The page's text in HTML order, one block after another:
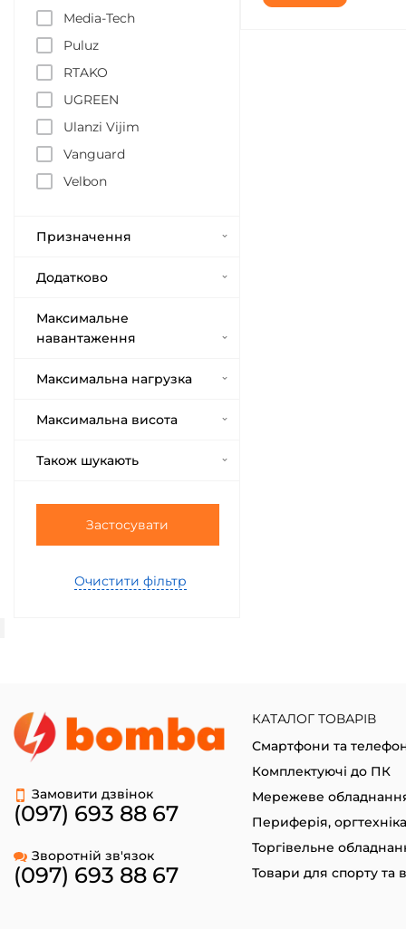
Media-Tech
Puluz
RTAKO
UGREEN
Ulanzi Vijim
Vanguard
Velbon
Призначення
Додатково
Максимальне
навантаження
Максимальна нагрузка
Максимальна висота
Також шукають
Застосувати
Очистити фільтр
Замовити дзвінок
(097) 693 88 67
Зворотній зв'язок
(097) 693 88 67
КАТАЛОГ ТОВАРІВ
Смартфони та
Комплектуючі до ПК
Мережеве
Периферія, оргтехніка
Торгівельне